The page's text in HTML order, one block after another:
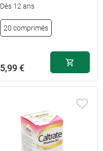
Dès 12 ans
20 comprimés
5,99 €